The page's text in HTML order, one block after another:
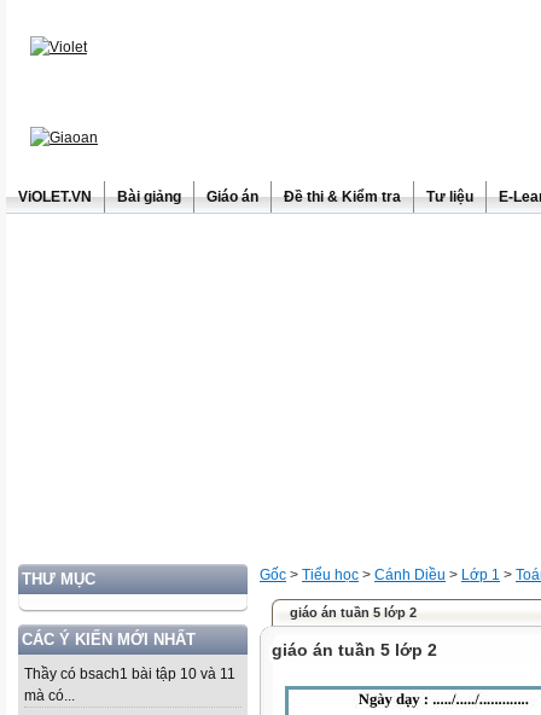
ViOLET.VN Bài giảng Giáo án Đề thi & Kiểm tra Tư liệu E-
THƯ MỤC
CÁC Ý KIẾN MỚI NHẤT
Thầy có bsach1 bài tập 10 và 11
mà có...
Gốc > Tiểu học > Cánh Diều > Lớp 1 >
giáo án tuần 5 lớp 2
giáo án tuần 5 lớp 2